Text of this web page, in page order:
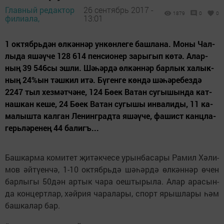
Главный редактор
филиала,
26 сентябрь 2017 -
13:01
1879 0 0
1 октябрьдән өл­кән­нәр ун­көн­ле­ге баш­ла­на. Мо­ны Чал­
лы­да яшәү­че 128 614 пен­си­о­нер за­ры­гып кө­тә. Алар­
ның 39 546сы эш­ли. Шә­һәр­дә өл­кән­нәр бар­лык ха­лык­
ның 24%ын тәш­кил итә. Бү­ген­ге көн­дә шә­һә­ре­без­дә
2247 тыл хез­мәт­чә­не, 124 Бө­ек Ва­тан су­гы­шын­да кат­
наш­кан ке­ше, 24 Бө­ек Ва­тан су­гы­шы ин­ва­ли­ды, 11 ка­
ма­лыш­та кал­ган Ле­нин­град­та яшәү­че, фа­шист канц­ла­
герь­лә­ре­нең 44 ба­лигъ...
Баш­кар­ма ко­ми­тет җи­тәк­че­се урын­ба­са­ры Ра­мил Хә­ли­
мов әй­тү­ен­чә, 1-10 ок­тябрь­дә шә­һәр­дә өл­кән­нәр өчен
бар­лы­гы 50дән ар­тык ча­ра оеш­ты­ры­ла. Алар ара­сын­
да кон­церт­лар, хәй­рия ча­ра­ла­ры, спорт ярыш­ла­ры һәм
баш­ка­лар бар.